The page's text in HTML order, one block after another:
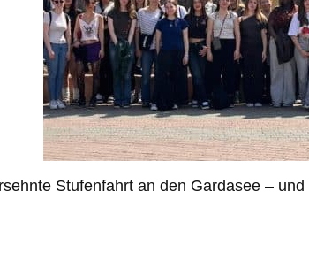
Stufenfahrt an den Gardasee –